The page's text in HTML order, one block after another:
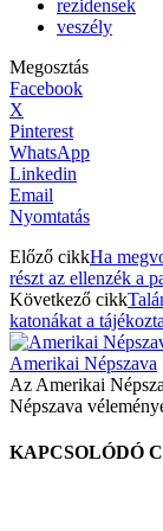
rezidensek
veszély
Megosztás
Facebook
X
Pinterest
WhatsApp
Linkedin
Email
Nyomtatás
Előző cikkHa
részt az ellenzék a
Következő cikk
katonákat a
Amerikai Népszava
Az Amerikai
Népszava
KAPCSOLÓDÓ